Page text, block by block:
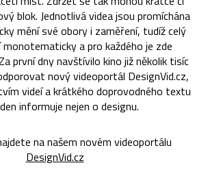
blok. Jednotlivá videa jsou promíchána
mění své obory i zaměření, tudíž celý
a pro každého je zde
první dny navštívilo kino již několik tisíc
nový videoportál DesignVid.cz,
videí a krátkého doprovodného textu
informuje nejen o designu.
na našem novém videoportálu
DesignVid.cz